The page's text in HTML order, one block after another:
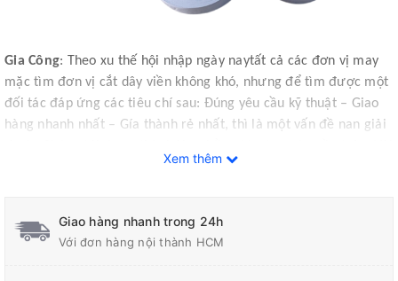
Gia Công: Theo xu thế hội nhập ngày naytất cả các đơn vị may
mặctìm đơn vị cắt dây viền không khó, nhưng để tìm được một
đối tác đáp ứng các tiêu chí sau: Đúng yêu cầu kỹ thuật – Giao
hàng nhanh nhất – Gía thành rẻ nhất, thì là một vấn đề nan giải
bề dày 20 năm kinh nghiệm được đầu tư máy móc hiện đại với
độ chích xác nhất, cam kết xéo đúng 45độ đối với vải satin,
nylon,kate ( không bị vặn khi viền đường cong) chúng tôi cung
Xem thêm
Giao hàng nhanh trong 24h
Với đơn hàng nội thành HCM